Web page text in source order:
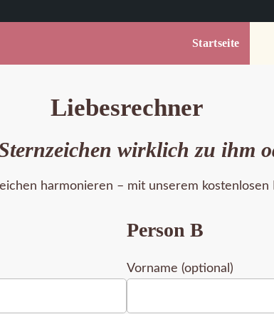
Startseite
Liebesrechner
wirklich zu ihm
harmonieren – mit unserem
Person B
Vorname (optional)